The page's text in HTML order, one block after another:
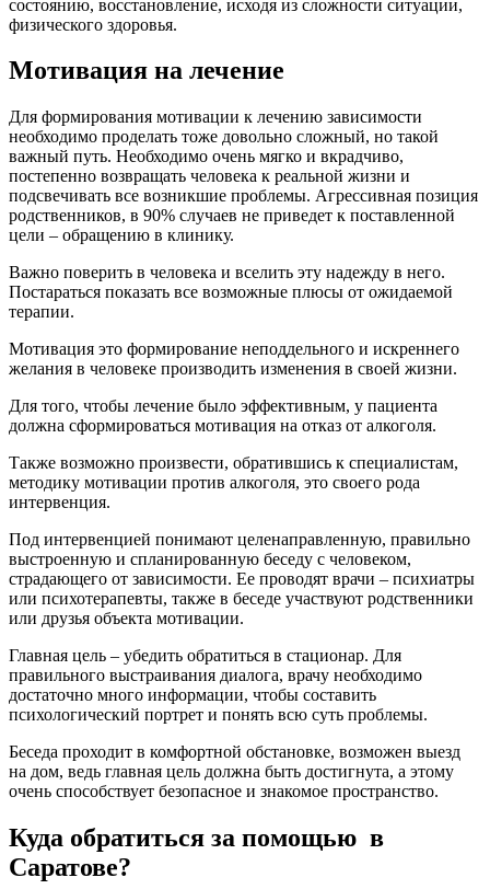
состоянию, восстановление, исходя из сложности ситуации,
физического здоровья.
Мотивация на лечение
Для формирования мотивации к лечению зависимости
необходимо проделать тоже довольно сложный, но такой
важный путь. Необходимо очень мягко и вкрадчиво,
постепенно возвращать человека к реальной жизни и
подсвечивать все возникшие проблемы. Агрессивная позиция
родственников, в 90% случаев не приведет к поставленной
цели – обращению в клинику.
Важно поверить в человека и вселить эту надежду в него.
Постараться показать все возможные плюсы от ожидаемой
терапии.
Мотивация это формирование неподдельного и искреннего
желания в человеке производить изменения в своей жизни.
Для того, чтобы лечение было эффективным, у пациента
должна сформироваться мотивация на отказ от алкоголя.
Также возможно произвести, обратившись к специалистам,
методику мотивации против алкоголя, это своего рода
интервенция.
Под интервенцией понимают целенаправленную, правильно
выстроенную и спланированную беседу с человеком,
страдающего от зависимости. Ее проводят врачи – психиатры
или психотерапевты, также в беседе участвуют родственники
или друзья объекта мотивации.
Главная цель – убедить обратиться в стационар. Для
правильного выстраивания диалога, врачу необходимо
достаточно много информации, чтобы составить
психологический портрет и понять всю суть проблемы.
Беседа проходит в комфортной обстановке, возможен выезд
на дом, ведь главная цель должна быть достигнута, а этому
очень способствует безопасное и знакомое пространство.
Куда обратиться за помощью в
Саратове?